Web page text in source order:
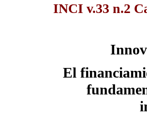
INCI v.33 n.2
El